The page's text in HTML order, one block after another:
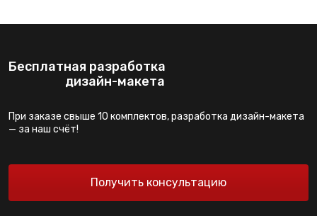
Бесплатная разработка
дизайн-макета
При заказе свыше 10 комплектов, разработка дизайн-макета
— за наш счёт!
Получить консультацию